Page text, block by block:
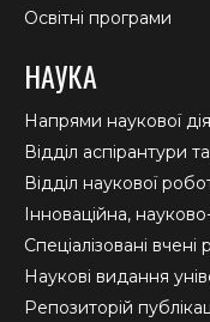
Освітні програми
НАУКА
Напрями наукової
Відділ аспірантури
Відділ наукової
Інноваційна,
Спеціалізовані вчені
Наукові видання
Репозиторій